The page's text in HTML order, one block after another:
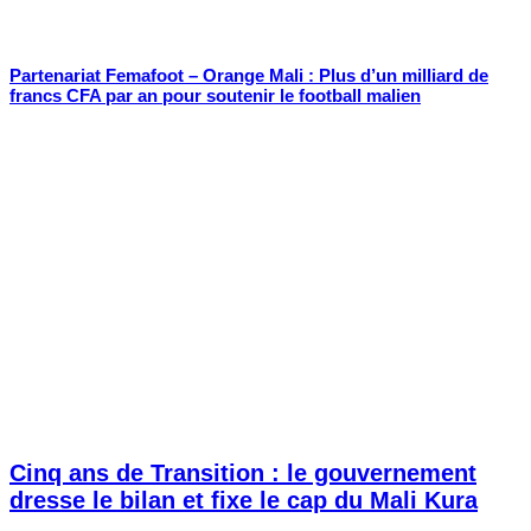
Partenariat Femafoot – Orange Mali : Plus d’un milliard de
francs CFA par an pour soutenir le football malien
Cinq ans de Transition : le gouvernement
dresse le bilan et fixe le cap du Mali Kura